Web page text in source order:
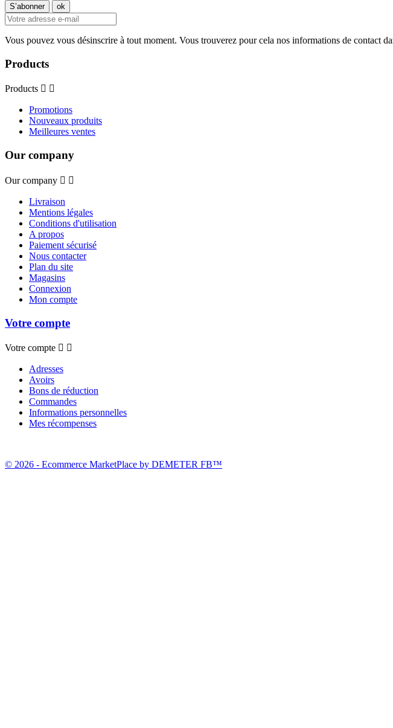
Vous pouvez vous désinscrire à tout moment. Vous trouverez pour cela nos informations de contact
Products
Products  
Promotions
Nouveaux produits
Meilleures ventes
Our company
Our company  
Livraison
Mentions légales
Conditions d'utilisation
A propos
Paiement sécurisé
Nous contacter
Plan du site
Magasins
Connexion
Mon compte
Votre compte
Votre compte  
Adresses
Avoirs
Bons de réduction
Commandes
Informations personnelles
Mes récompenses
© 2026 - Ecommerce MarketPlace by DEMETER FB™